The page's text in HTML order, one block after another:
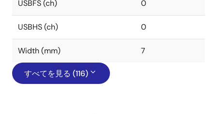
USBFS (ch) 0
USBHS (ch) 0
Width (mm) 7
すべてを見る (116)